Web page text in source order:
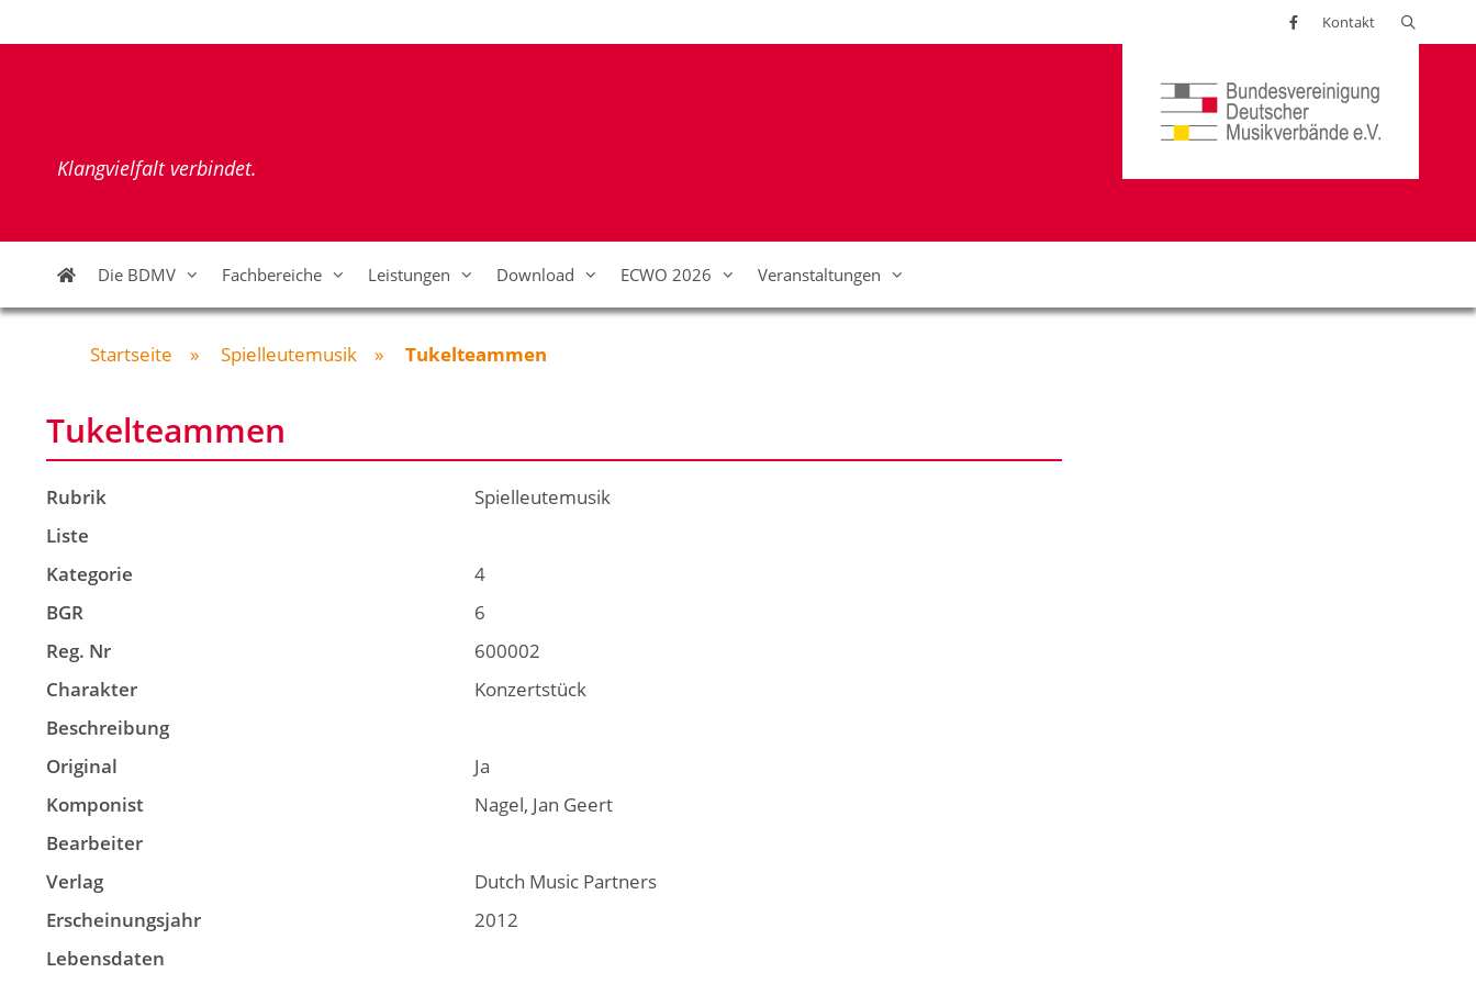
Inhalt
Kontakt
Klangvielfalt verbindet.
Die BDMV Fachbereiche Leistungen Download ECWO 2026 Veranstaltungen
Startseite » Spielleutemusik » Tukelteammen
Tukelteammen
Rubrik
Spielleutemusik
Liste
Kategorie
4
BGR
6
Reg. Nr
600002
Charakter
Konzertstück
Beschreibung
Original
Ja
Komponist
Nagel, Jan Geert
Bearbeiter
Verlag
Dutch Music Partners
Erscheinungsjahr
2012
Lebensdaten